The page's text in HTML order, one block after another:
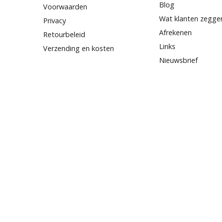
Voorwaarden
Privacy
Retourbeleid
Verzending en kosten
Blog
Wat klanten
Afrekenen
Links
Nieuwsbrief